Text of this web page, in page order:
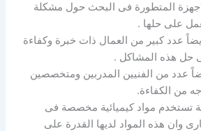
المتطورة فى البحث حول مشكلة
على حلها .
عدد كبير من العمال ذات خبرة وكفاءة
حل هذه المشاكل .
عدد من الفنيين المدربين ومتخصصين
من الكفاءة.
تستخدم مواد كيميائية مخصصة فى
وان هذه المواد لديها القدرة على